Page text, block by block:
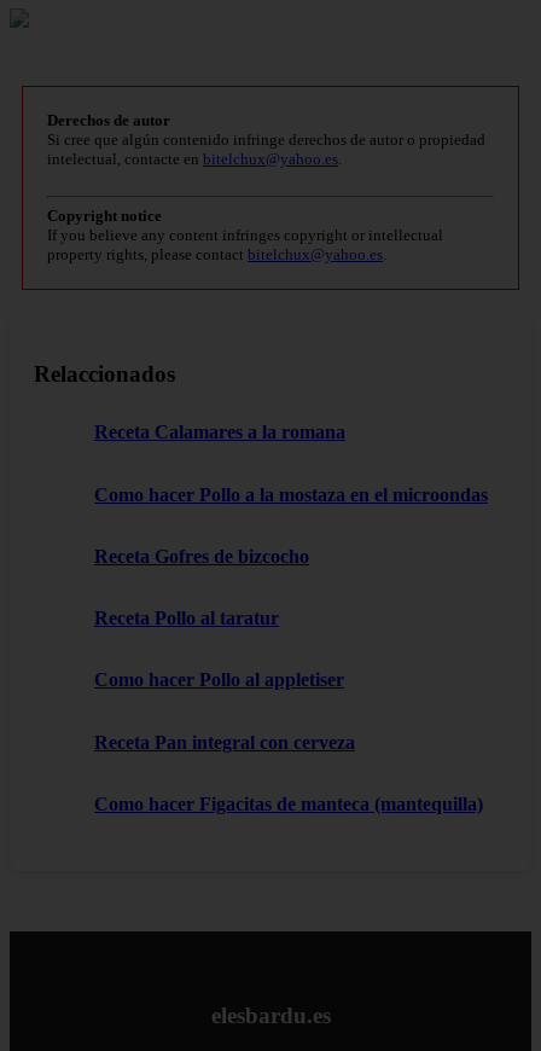
Derechos de autor
Si cree que algún contenido infringe derechos de autor o propiedad
intelectual, contacte en bitelchux@yahoo.es
Copyright notice
If you believe any content infringes copyright or intellectual
property rights, please contact bitelchux@yahoo.es
Relaccionados
Receta Calamares a la romana
Como hacer Pollo a la mostaza en el microondas
Receta Gofres de bizcocho
Receta Pollo al taratur
Como hacer Pollo al appletiser
Receta Pan integral con cerveza
Como hacer Figacitas de manteca (mantequilla)
elesbardu.es